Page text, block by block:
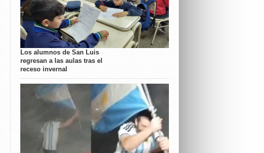
Los alumnos de San Luis
regresan a las aulas tras el
receso invernal